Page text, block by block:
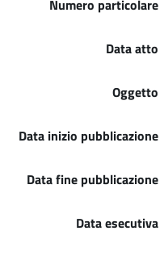
Numero particolare
Data atto
Oggetto
Data inizio pubblicazione
Data fine pubblicazione
Data esecutiva